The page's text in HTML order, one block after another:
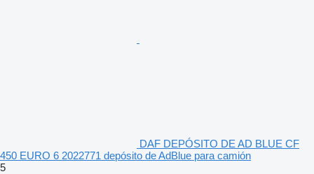
DAF DEPÓSITO DE AD BLUE CF
450 EURO 6 2022771 depósito de AdBlue para camión
5